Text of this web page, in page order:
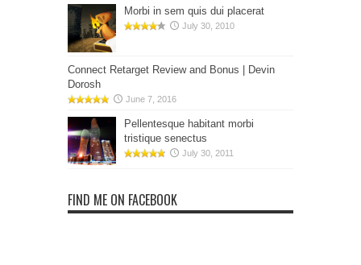
Morbi in sem quis dui placerat
July 30, 2010
Connect Retarget Review and Bonus | Devin
Dorosh
June 7, 2016
Pellentesque habitant morbi
tristique senectus
July 30, 2011
FIND ME ON FACEBOOK